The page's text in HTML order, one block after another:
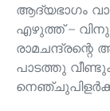
ആദ്യഭാഗം
എഴുത്ത് – വിനു
രാമചന്ദ്രന്റെ
പാടത്തു